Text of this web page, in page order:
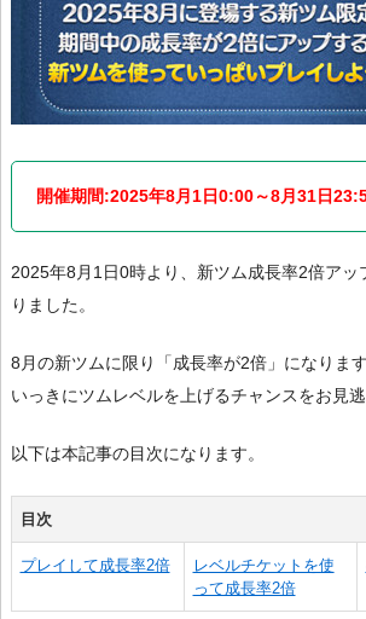
開催期間:2025年8月1日0:00～8月31日
2025年8月1日0時より、新ツム成長率2倍アッ
りました。
8月の新ツムに限り「成長率が2倍」になります
いっきにツムレベルを上げるチャンスをお見
以下は本記事の目次になります。
目次
プレイして成長率2倍
レベルチケットを使
って成長率2倍